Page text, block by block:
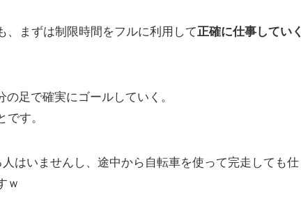
、まずは制限時間をフルに利用して正確に仕事していく
足で確実にゴールしていく。
す。
はいませんし、途中から自転車を使って完走しても仕
ｗ